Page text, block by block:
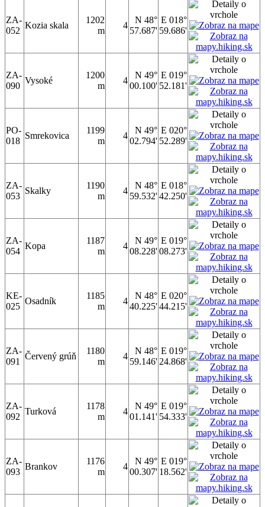
ZA-
052
Kozia skala
1202
m
4
N 48°
57.687'
E 018°
59.686'
ZA-
090
Vysoké
1200
m
4
N 49°
00.100'
E 019°
52.181'
PO-
018
Smrekovica
1199
m
4
N 49°
02.794'
E 020°
52.289'
ZA-
053
Skalky
1190
m
4
N 48°
59.532'
E 018°
42.250'
ZA-
054
Kopa
1187
m
4
N 49°
08.228'
E 019°
08.273'
KE-
025
Osadník
1185
m
4
N 48°
40.225'
E 020°
44.215'
ZA-
091
Červený grúň
1180
m
4
N 48°
59.146'
E 019°
24.868'
ZA-
092
Turková
1178
m
4
N 49°
01.141'
E 019°
54.333'
ZA-
093
Brankov
1176
m
4
N 49°
00.307'
E 019°
18.562'